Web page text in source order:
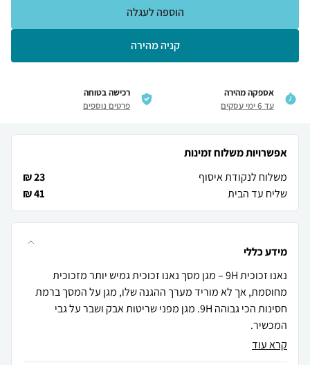
קניה מהירה
הוספה לעגלה
אספקה מהירה
עד 6 ימי עסקים
רכישה בטוחה
פרטים נוספים
אפשרויות משלוח זמינות
משלוח לנקודת איסוף
23 ₪
שליח עד הבית
41 ₪
מידע כללי
נאנו זכוכית 9H – מגן מסך נאנו זכוכית גמיש יותר מזכוכית
מחוסמת, אך לא מוריד מערך ההגנה שלו, מגן על המסך ברמת
חסינות הכי גבוהה 9H. מגן מפני שריטות אבק ושבר על גבי
המכשיר.
קרא עוד